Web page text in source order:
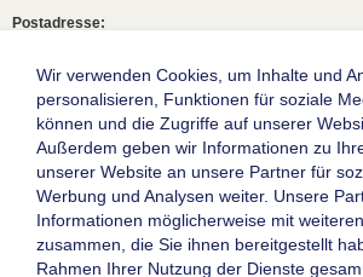
Postadresse:
Studentische Anfragen:
studium[at]wiwi.uni-frankfurt[dot]de
Allgemeine Anfragen:
dekanat02[at]wiwi.uni-frankfurt[dot]de
Die Goethe-Universität Frankfurt am Main
Wir verwenden Cookies, um Inhalte und
personalisieren, Funktionen für soziale
können und die Zugriffe auf unserer
Außerdem geben wir Informationen zu
unserer Website an unsere Partner für
Werbung und Analysen weiter. Unsere
Informationen möglicherweise mit
zusammen, die Sie ihnen bereitgestellt
Rahmen Ihrer Nutzung der Dienste